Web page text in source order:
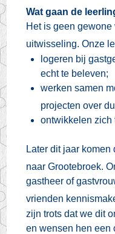
Wat gaan de
Het is geen
uitwisseling. Onze
logeren bij
echt te beleven;
werken samen
projecten over
ontwikkelen zich
Later dit jaar
naar Grootebroek.
gastheer of
vrienden
zijn trots dat we dit
en wensen hen een